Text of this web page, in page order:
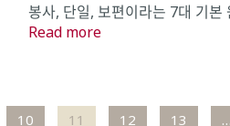
봉사, 단일, 보편이라는 7대 기본
Read more
10 11 12 13 …